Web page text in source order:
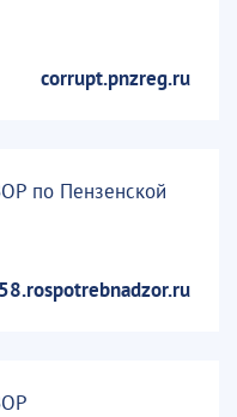
corrupt.pnzreg.ru
по Пензенской
58.rospotrebnadzor.ru